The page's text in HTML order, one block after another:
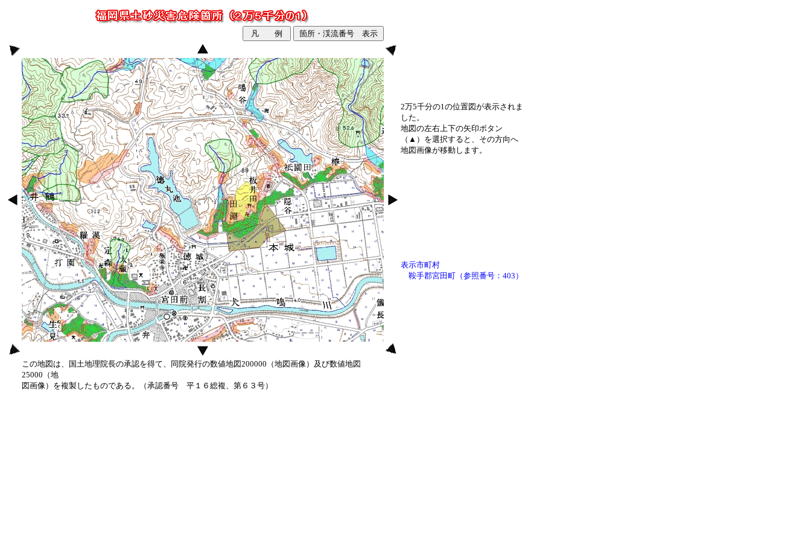
2万5千分の1の位置図が表示されま
した。
地図の左右上下の矢印ボタン
（▲）を選択すると、その方向へ
地図画像が移動します。
表示市町村
鞍手郡宮田町（参照番号：403）
この地図は、国土地理院長の承認を得て、同院発行の数値地図200000（地図画像）及び数値地図
25000（地
図画像）を複製したものである。（承認番号 平１６総複、第６３号）